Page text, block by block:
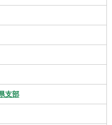
支部